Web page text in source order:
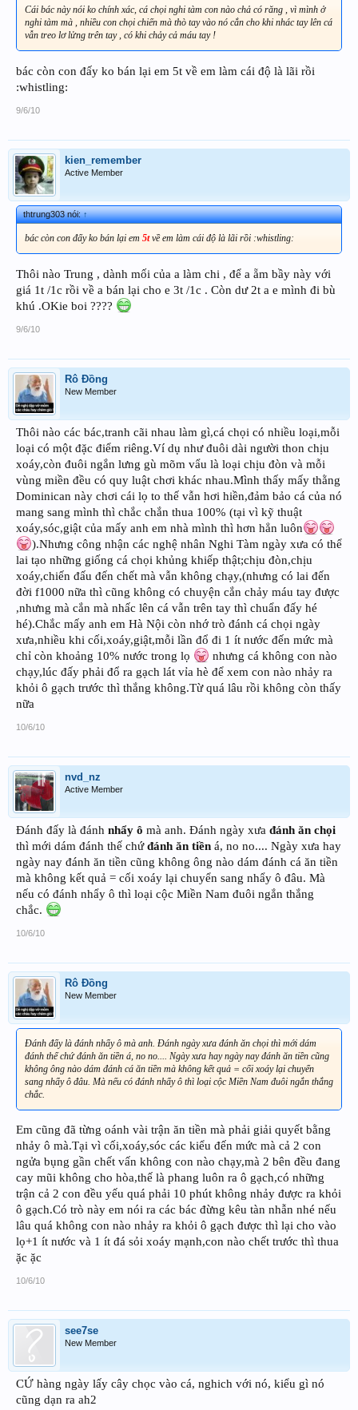
Cái bác này nói ko chính xác, cá chọi nghi tàm con nào chả có răng , vì mình ở
nghi tàm mà , nhiều con chọi chiến mà thò tay vào nó cắn cho khi nhác tay lên cá
vẫn treo lơ lửng trên tay , có khi chảy cả máu tay !
bác còn con đấy ko bán lại em 5t về em làm cái độ là lãi rồi
:whistling:
9/6/10
kien_remember
Active Member
thtrung303 nói:↑
bác còn con đấy ko bán lại em 5tvề em làm cái độ là lãi rồi :whistling:
Thôi nào Trung , dành mối của a làm chi , để a ẵm bầy này với
giá 1t /1c rồi về a bán lại cho e 3t /1c . Còn dư 2t a e mình đi bù
khú .OKie boi ????
9/6/10
Rô Đồng
New Member
Thôi nào các bác,tranh cãi nhau làm gì,cá chọi có nhiều loại,mỗi
loại có một đặc điểm riêng.Ví dụ như đuôi dài người thon chịu
xoáy,còn đuôi ngắn lưng gù mõm vẩu là loại chịu đòn và mỗi
vùng miền đều có quy luật chơi khác nhau.Mình thấy mấy thằng
Dominican này chơi cái lọ to thế vẫn hơi hiền,đảm bảo cá của nó
mang sang mình thì chắc chắn thua 100% (tại vì kỹ thuật
xoáy,sóc,giật của mấy anh em nhà mình thì hơn hẳn luôn
).Nhưng công nhận các nghệ nhân Nghi Tàm ngày xưa có thể
lai tạo những giống cá chọi khủng khiếp thật;chịu đòn,chịu
xoáy,chiến đấu đến chết mà vẫn không chạy,(nhưng có lai đến
đời f1000 nữa thì cũng không có chuyện cắn chảy máu tay được
,nhưng mà cắn mà nhấc lên cá vẫn trên tay thì chuẩn đấy hé
hé).Chắc mấy anh em Hà Nội còn nhớ trò đánh cá chọi ngày
xưa,nhiều khi cối,xoáy,giật,mỗi lần đổ đi 1 ít nước đến mức mà
chỉ còn khoảng 10% nước trong lọ
nhưng cá không con nào
chạy,lúc đấy phải đổ ra gạch lát vỉa hè để xem con nào nhảy ra
khỏi ô gạch trước thì thắng không.Từ quá lâu rồi không còn thấy
nữa
10/6/10
nvd_nz
Active Member
Đánh đấy là đánh nhẩy ô mà anh. Đánh ngày xưa đánh ăn chọi
thì mới dám đánh thế chứđánh ăn tiền á, no no.... Ngày xưa hay
ngày nay đánh ăn tiền cũng không ông nào dám đánh cá ăn tiền
mà không kết quả = cối xoáy lại chuyển sang nhẩy ô đâu. Mà
nếu có đánh nhẩy ô thì loại cộc Miền Nam đuôi ngắn thắng
chắc.
10/6/10
Rô Đồng
New Member
Đánh đấy là đánh nhẩy ô mà anh. Đánh ngày xưa đánh ăn chọi thì mới dám
đánh thế chứ đánh ăn tiền á, no no.... Ngày xưa hay ngày nay đánh ăn tiền cũng
không ông nào dám đánh cá ăn tiền mà không kết quả = cối xoáy lại chuyển
sang nhẩy ô đâu. Mà nếu có đánh nhẩy ô thì loại cộc Miền Nam đuôi ngắn thắng
chắc.
Em cũng đã từng oánh vài trận ăn tiền mà phải giải quyết bằng
nhảy ô mà.Tại vì cối,xoáy,sóc các kiểu đến mức mà cả 2 con
ngửa bụng gần chết vấn không con nào chạy,mà 2 bên đều đang
cay mũi không cho hòa,thế là phang luôn ra ô gạch,có những
trận cả 2 con đều yếu quá phải 10 phút không nhảy được ra khỏi
ô gạch.Có trò này em nói ra các bác đừng kêu tàn nhẫn nhé nếu
lâu quá không con nào nhảy ra khỏi ô gạch được thì lại cho vào
lọ+1 ít nước và 1 ít đá sỏi xoáy mạnh,con nào chết trước thì thua
ặc ặc
10/6/10
see7se
New Member
CỨ hàng ngày lấy cây chọc vào cá, nghich với nó, kiểu gì nó
cũng dạn ra ah2